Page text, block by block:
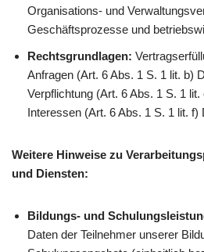
Organisations- und
Geschäftsprozesse und
Rechtsgrundlagen:
Anfragen (Art. 6 Abs. 1 S. 1 lit. b)
Verpflichtung (Art. 6 Abs. 1 S. 1
Interessen (Art. 6 Abs. 1 S. 1 lit. f)
Weitere Hinweise zu
und Diensten:
Bildungs- und
Daten der Teilnehmer unserer